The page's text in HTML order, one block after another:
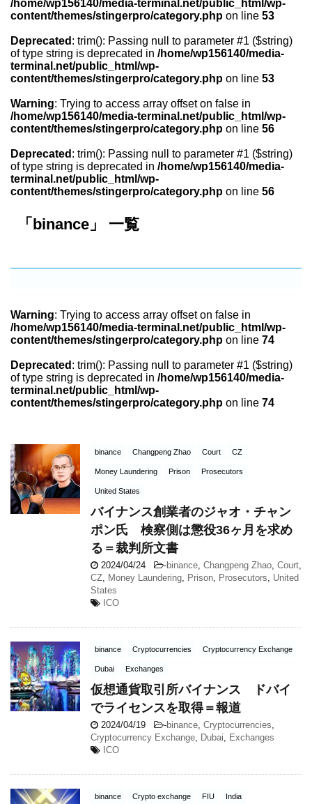
/home/wp156140/media-terminal.net/public_html/wp-
content/themes/stingerpro/category.php on line 53
Deprecated : trim(): Passing null to parameter #1 ($string)
of type string is deprecated in /home/wp156140/media-
terminal.net/public_html/wp-
content/themes/stingerpro/category.php on line 53
Warning: Trying to access array offset on false in
/home/wp156140/media-terminal.net/public_html/wp-
content/themes/stingerpro/category.php on line 56
Deprecated : trim(): Passing null to parameter #1 ($string)
of type string is deprecated in /home/wp156140/media-
terminal.net/public_html/wp-
content/themes/stingerpro/category.php on line 56
「binance」 一覧
Warning: Trying to access array offset on false in
/home/wp156140/media-terminal.net/public_html/wp-
content/themes/stingerpro/category.php on line 74
Deprecated : trim(): Passing null to parameter #1 ($string)
of type string is deprecated in /home/wp156140/media-
terminal.net/public_html/wp-
content/themes/stingerpro/category.php on line 74
binance Changpeng Zhao Court CZ
Money Laundering Prison Prosecutors
United States
バイナンス創業者のジャオ・チャン
ポン氏 検察側は懲役36ヶ月を求め
る＝裁判所文書
2024/04/24 -binance Changpeng Zhao Court
CZ Money Laundering Prison Prosecutors
United
States
ICO
binance Cryptocurrencies Cryptocurrency Exchange
Dubai Exchanges
仮想通貨取引所バイナンス ドバイ
でライセンスを取得＝報道
2024/04/19 -binance Cryptocurrencies
Cryptocurrency Exchange Dubai
Exchanges
ICO
binance Crypto exchange FIU India